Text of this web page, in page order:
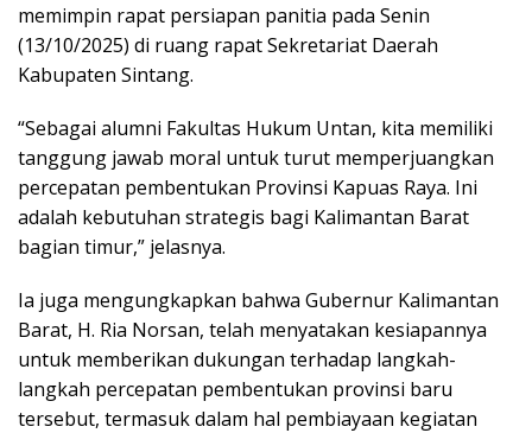
memimpin rapat persiapan panitia pada Senin
(13/10/2025) di ruang rapat Sekretariat Daerah
Kabupaten Sintang.
“Sebagai alumni Fakultas Hukum Untan, kita memiliki
tanggung jawab moral untuk turut memperjuangkan
percepatan pembentukan Provinsi Kapuas Raya. Ini
adalah kebutuhan strategis bagi Kalimantan Barat
bagian timur,” jelasnya.
Ia juga mengungkapkan bahwa Gubernur Kalimantan
Barat, H. Ria Norsan, telah menyatakan kesiapannya
untuk memberikan dukungan terhadap langkah-
langkah percepatan pembentukan provinsi baru
tersebut, termasuk dalam hal pembiayaan kegiatan